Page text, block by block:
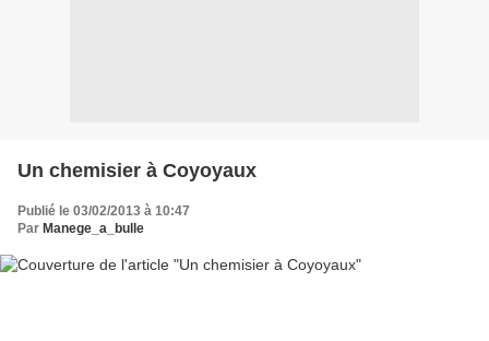
Un chemisier à Coyoyaux
Publié le 03/02/2013 à 10:47
Par Manege_a_bulle